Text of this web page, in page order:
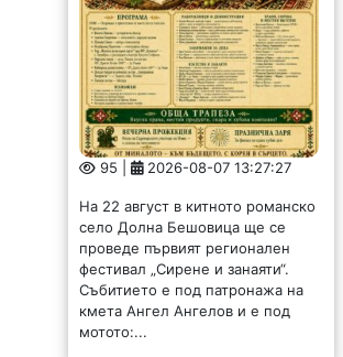
95 | 2026-08-07 13:27:27
На 22 август в китното романско
село Долна Бешовица ще се
проведе първият регионален
фестивал „Сирене и занаяти“.
Събитието е под патронажа на
кмета Ангел Ангелов и е под
мотото:...